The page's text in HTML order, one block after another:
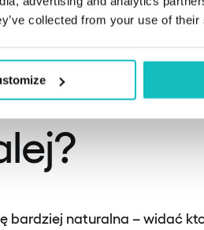
collected from your use of
punkty do omówienia, warto
bardziej naturalna – widać